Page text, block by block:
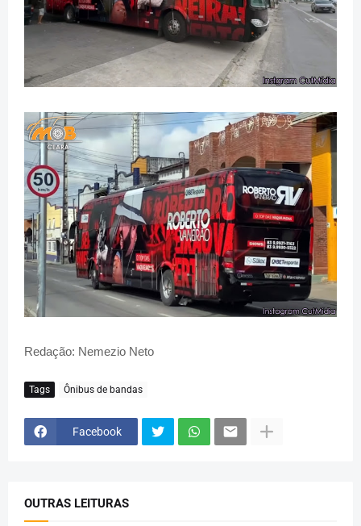
Redação: Nemezio Neto
Tags Ônibus de bandas
Facebook
OUTRAS LEITURAS